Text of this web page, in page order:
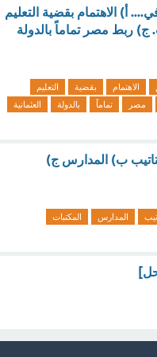
أ) الاهتمام بقضية التعليم
ج) ربط مصر تماماً بالدولة
الاهتمام بقضية
التعليم
مصر تماماً بالدولة
العثمانية
ب) المدارس ج)
المدارس
المكتبات